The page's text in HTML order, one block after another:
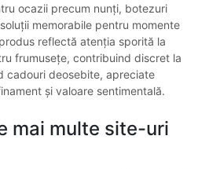
ocazii precum nunți, botezuri
memorabile pentru momente
reflectă atenția sporită la
frumusețe, contribuind discret la
cadouri deosebite, apreciate
și valoare sentimentală.
mai multe site-uri